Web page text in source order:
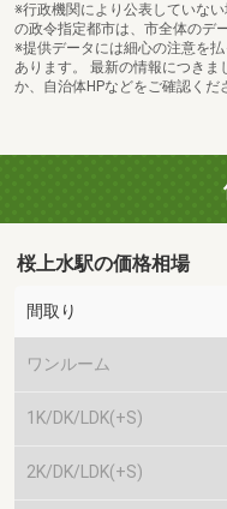
※行政機関により公表していな
の政令指定都市は、市全体のデ
※提供データには細心の注意を
あります。 最新の情報につきま
か、自治体HPなどをご確認くだ
桜上水駅の価格相場
間取り
ワンルーム
1K/DK/LDK(+S)
2K/DK/LDK(+S)